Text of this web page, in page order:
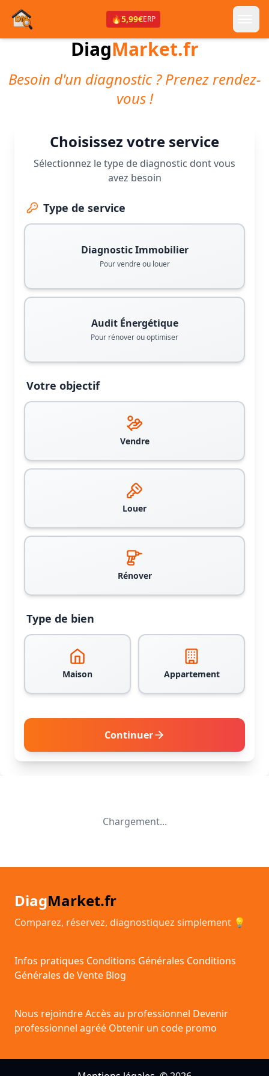
🔥5,99€ERP
DiagMarket.fr
Besoin d'un diagnostic ? Prenez rendez-
vous !
Choisissez votre service
Sélectionnez le type de diagnostic dont vous
avez besoin
Type de service
Diagnostic Immobilier
Pour vendre ou louer
Audit Énergétique
Pour rénover ou optimiser
Votre objectif
Vendre
Louer
Rénover
Type de bien
Maison Appartement
Continuer
Chargement...
DiagMarket.fr
Comparez, réservez, diagnostiquez simplement 💡
Infos pratiques Conditions Générales Conditions
Générales de Vente Blog
Nous rejoindreAccès au professionnel Devenir
professionnel agréé Obtenir un code promo